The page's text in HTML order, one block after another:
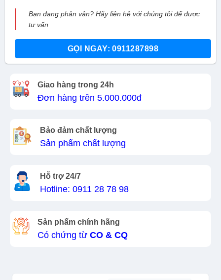
Bạn đang phân vân? Hãy liên hệ với chúng tôi để được
tư vấn
GỌI NGAY: 0911287898
Giao hàng trong 24h
Đơn hàng trên 5.000.000đ
Bảo đảm chất lượng
Sản phẩm chất lượng
Hỗ trợ 24/7
Hotline: 0911 28 78 98
Sản phẩm chính hãng
Có chứng từ CO & CQ